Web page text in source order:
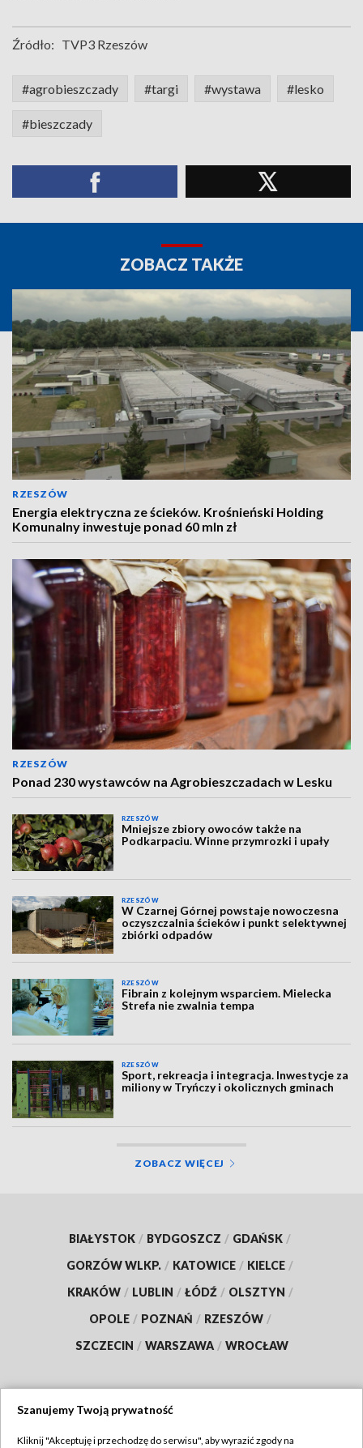
Źródło: TVP3 Rzeszów
#agrobieszczady #targi #wystawa #lesko
#bieszczady
ZOBACZ TAKŻE
RZESZÓW
Energia elektryczna ze ścieków. Krośnieński Holding
Komunalny inwestuje ponad 60 mln zł
RZESZÓW
Ponad 230 wystawców na Agrobieszczadach w Lesku
RZESZÓW
Mniejsze zbiory owoców także na
Podkarpaciu. Winne przymrozki i upały
RZESZÓW
W Czarnej Górnej powstaje nowoczesna
oczyszczalnia ścieków i punkt selektywnej
zbiórki odpadów
RZESZÓW
Fibrain z kolejnym wsparciem. Mielecka
Strefa nie zwalnia tempa
RZESZÓW
Sport, rekreacja i integracja. Inwestycje za
miliony w Tryńczy i okolicznych gminach
ZOBACZ WIĘCEJ
BIAŁYSTOK / BYDGOSZCZ / GDAŃSK /
GORZÓW WLKP. / KATOWICE / KIELCE /
KRAKÓW / LUBLIN / ŁÓDŹ / OLSZTYN /
OPOLE / POZNAŃ / RZESZÓW /
SZCZECIN / WARSZAWA / WROCŁAW
Szanujemy Twoją prywatność
Kliknij "Akceptuję i przechodzę do serwisu", aby wyrazić zgody na